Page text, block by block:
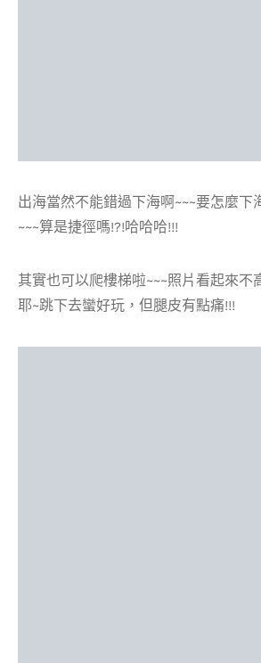
出海當然不能錯過下海啊~~~要怎麼下
~~~算是捷徑嗎!?!哈哈哈!!!
其實也可以爬樓梯啦~~~照片看起來不
耶~跳下去蠻好玩，但腿皮有點痛!!!